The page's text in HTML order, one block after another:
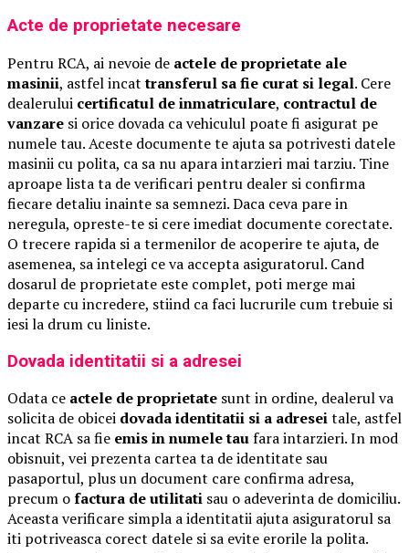
Acte de proprietate necesare
Pentru RCA, ai nevoie de actele de proprietate ale
masinii, astfel incattransferul sa fie curat si legal. Cere
dealerului certificatul de inmatriculare, contractul de
vanzare si orice dovada ca vehiculul poate fi asigurat pe
numele tau. Aceste documente te ajuta sa potrivesti datele
masinii cu polita, ca sa nu apara intarzieri mai tarziu. Tine
aproape lista ta de verificari pentru dealer si confirma
fiecare detaliu inainte sa semnezi. Daca ceva pare in
neregula, opreste-te si cere imediat documente corectate.
O trecere rapida si a termenilor de acoperire te ajuta, de
asemenea, sa intelegi ce va accepta asiguratorul. Cand
dosarul de proprietate este complet, poti merge mai
departe cu incredere, stiind ca faci lucrurile cum trebuie si
iesi la drum cu liniste.
Dovada identitatii si a adresei
Odata ce actele de proprietate sunt in ordine, dealerul va
solicita de obicei dovada identitatii si a adreseitale, astfel
incat RCA sa fie emis in numele taufara intarzieri. In mod
obisnuit, vei prezenta cartea ta de identitate sau
pasaportul, plus un document care confirma adresa,
precum ofactura de utilitati sau o adeverinta de domiciliu.
Aceasta verificare simpla a identitatii ajuta asiguratorul sa
iti potriveasca corect datele si sa evite erorile la polita.